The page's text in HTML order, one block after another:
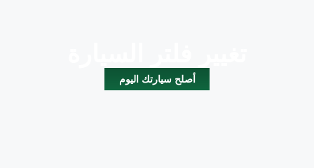
أصلح سيارتك اليوم